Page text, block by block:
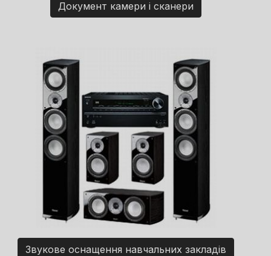
Документ камери і сканери
Звукове оснащення навчальних закладів